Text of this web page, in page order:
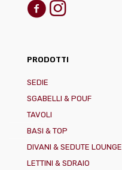
PRODOTTI
SEDIE
SGABELLI & POUF
TAVOLI
BASI & TOP
DIVANI & SEDUTE LOUNGE
LETTINI & SDRAIO